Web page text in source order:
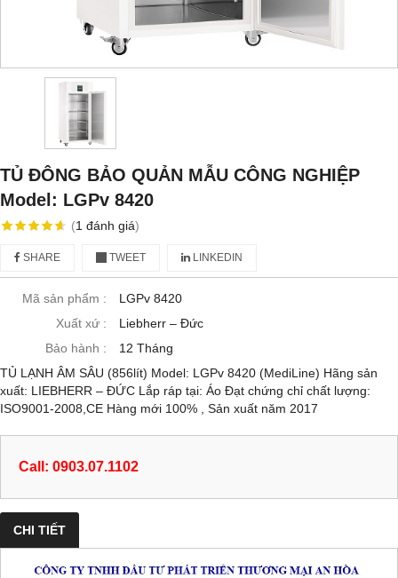
TỦ ĐÔNG BẢO QUẢN MẪU CÔNG NGHIỆP
Model: LGPv 8420
(1 đánh giá)
SHARE TWEET LINKEDIN
Mã sản phẩm :
LGPv 8420
Xuất xứ :
Liebherr – Đức
Bảo hành :
12 Tháng
TỦ LẠNH ÂM SÂU (856lít) Model: LGPv 8420 (MediLine) Hãng sản
xuất: LIEBHERR – ĐỨC Lắp ráp tại: Áo Đạt chứng chỉ chất lượng:
ISO9001-2008,CE Hàng mới 100% , Sản xuất năm 2017
Call: 0903.07.1102
CHI TIẾT